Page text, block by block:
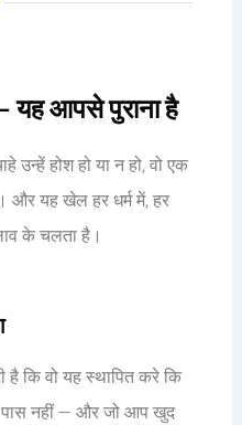
— यह आपसे पुराना है
उन्हें होश हो या न हो, वो एक
और यह खेल हर धर्म में, हर
के चलता है।
है कि वो यह स्थापित करे कि
नहीं — और जो आप खुद